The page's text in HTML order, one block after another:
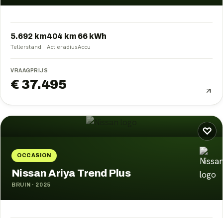
5.692 km
Tellerstand
404 km
Actieradius
66 kWh
Accu
VRAAGPRIJS
€ 37.495
♡
OCCASION
Nissan Ariya Trend Plus
BRUIN · 2025